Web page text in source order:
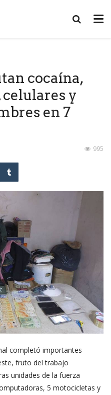
cocaína,
celulares y
en 7
995
completó importantes
fruto del trabajo
unidades de la fuerza
5 motocicletas y